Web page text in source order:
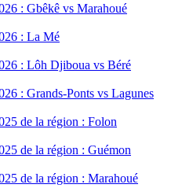
: Gbêkê vs Marahoué
: La Mé
: Lôh Djiboua vs Béré
: Grands-Ponts vs Lagunes
de la région : Folon
de la région : Guémon
de la région : Marahoué